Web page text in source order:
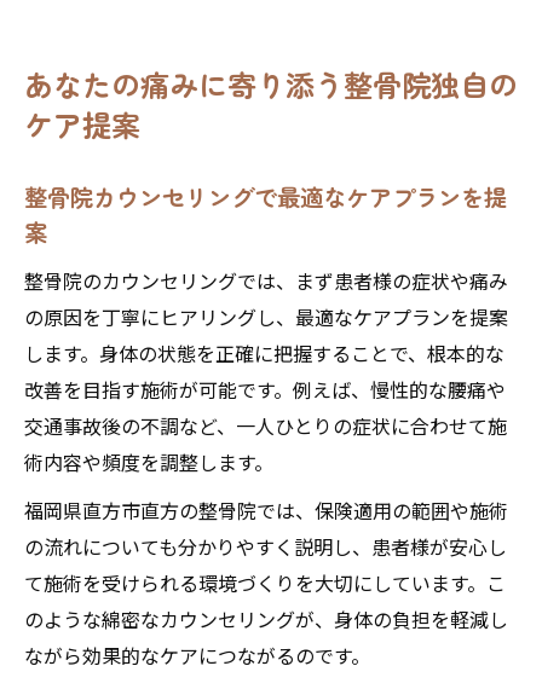
あなたの痛みに寄り添う整骨院独自の
ケア提案
整骨院カウンセリングで最適なケアプランを提
案
整骨院のカウンセリングでは、まず患者様の症状や痛み
の原因を丁寧にヒアリングし、最適なケアプランを提案
します。身体の状態を正確に把握することで、根本的な
改善を目指す施術が可能です。例えば、慢性的な腰痛や
交通事故後の不調など、一人ひとりの症状に合わせて施
術内容や頻度を調整します。
福岡県直方市直方の整骨院では、保険適用の範囲や施術
の流れについても分かりやすく説明し、患者様が安心し
て施術を受けられる環境づくりを大切にしています。こ
のような綿密なカウンセリングが、身体の負担を軽減し
ながら効果的なケアにつながるのです。